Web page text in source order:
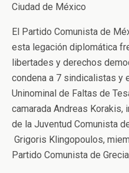
Ciudad de México
El Partido Comunista de
esta legación diplomática
libertades y derechos
condena a 7 sindicalistas y
Uninominal de Faltas de
camarada Andreas Korakis,
de la Juventud Comunista
Grigoris Klingopoulos,
Partido Comunista de